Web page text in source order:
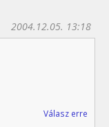
2004.12.05. 13:18
Válasz erre